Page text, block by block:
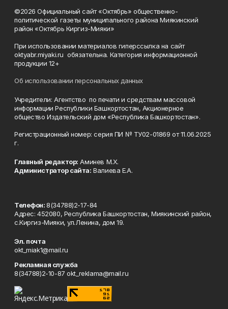
©2026 Официальный сайт «Октябрь» общественно-
политической газеты муниципального района Миякинский
район «Октябрь Киргиз-Мияки»
При использовании материалов гиперссылка на сайт
oktyabr.miyaki.ru обязательна. Категория информационной
продукции 12+
Об использовании персональных данных
Учредители: Агентство по печати и средствам массовой
информации Республики Башкортостан, Акционерное
общество Издательский дом «Республика Башкортостан».
Регистрационный номер: серия ПИ № ТУ02-01869 от 11.06.2025
г.
Главный редактор: Аминев М.Х.
Администратор сайта: Валиева Е.А.
Телефон:8(34788)2-17-84
Адрес: 452080, Республика Башкортостан, Миякинский район,
с.Киргиз-Мияки, ул.Ленина, дом 19.
Эл. почта
okt_miak1@mail.ru
Рекламная служба
8(34788)2-10-87 okt_reklama@mail.ru